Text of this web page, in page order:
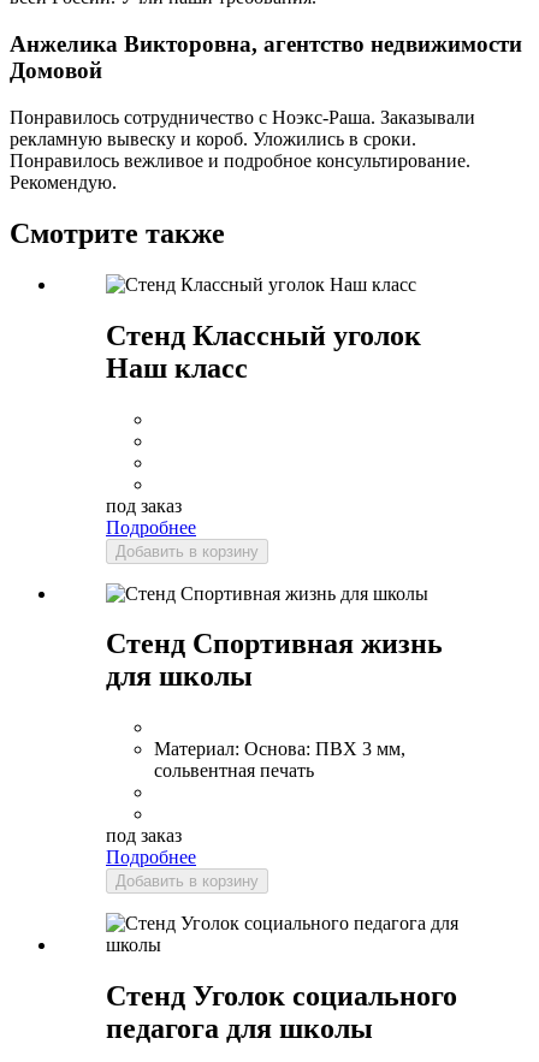
Анжелика Викторовна, агентство недвижимости
Домовой
Понравилось сотрудничество с Ноэкс-Раша. Заказывали
рекламную вывеску и короб. Уложились в сроки.
Понравилось вежливое и подробное консультирование.
Рекомендую.
Смотрите также
Стенд Классный уголок
Наш класс
под заказ
Подробнее
Добавить в корзину
Стенд Спортивная жизнь
для школы
Материал: Основа: ПВХ 3 мм,
сольвентная печать
под заказ
Подробнее
Добавить в корзину
Стенд Уголок социального
педагога для школы